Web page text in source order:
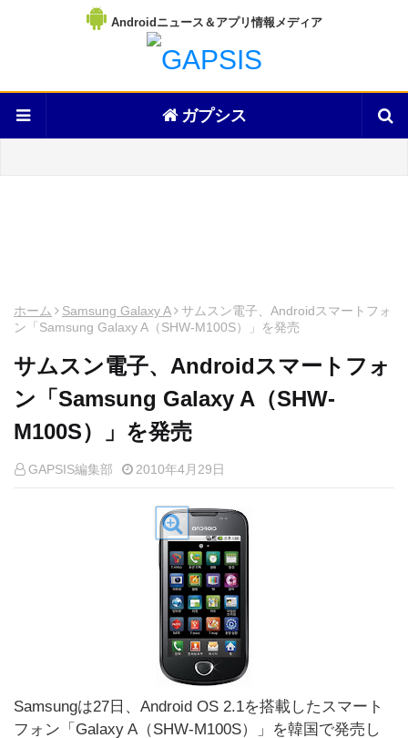
Androidニュース＆アプリ情報メディア
ガプシス
ホーム Samsung Galaxy A
サムスン電子、Androidスマートフォ
ン「Samsung Galaxy A（SHW-M100S）」を発売
サムスン電子、Androidスマートフォ
ン「Samsung Galaxy A（SHW-
M100S）」を発売
GAPSIS編集部 2010年4月29日
Samsungは27日、Android OS 2.1を搭載したスマート
フォン「Galaxy A（SHW-M100S）」を韓国で発売し